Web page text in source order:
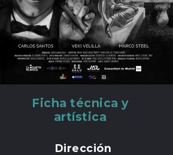
Ficha técnica y
artística
Dirección